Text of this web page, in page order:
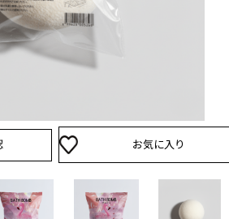
お気に入り